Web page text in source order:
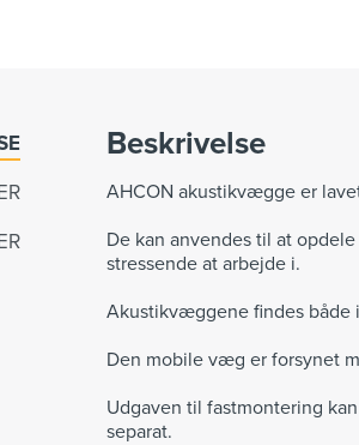
Beskrivelse
AHCON akustikvægge er
De kan anvendes til at
stressende at arbejde i.
Akustikvæggene findes både
Den mobile væg er forsynet
Udgaven til fastmontering
separat.